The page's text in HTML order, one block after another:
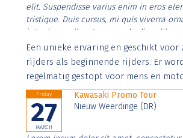
elit. Suspendisse varius enim in eros
tristique. Duis cursus, mi quis viverra
interdum nulla, ut commodo diam libero
Aenean faucibus nibh et justo cursus id
imperdiet. Nunc ut sem vitae risus
Een unieke ervaring en geschikt voor
rijders als beginnende rijders. Er
regelmatig gestopt voor mens en
Friday
27
MARCH
Kawasaki Promo Tour
Nieuw Weerdinge (DR)